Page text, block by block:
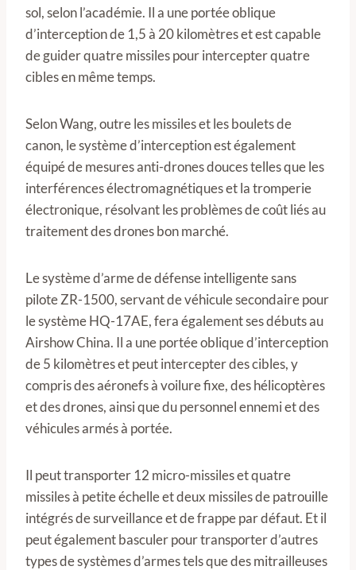
sol, selon l’académie. Il a une portée oblique
d’interception de 1,5 à 20 kilomètres et est capable
de guider quatre missiles pour intercepter quatre
cibles en même temps.
Selon Wang, outre les missiles et les boulets de
canon, le système d’interception est également
équipé de mesures anti-drones douces telles que les
interférences électromagnétiques et la tromperie
électronique, résolvant les problèmes de coût liés au
traitement des drones bon marché.
Le système d’arme de défense intelligente sans
pilote ZR-1500, servant de véhicule secondaire pour
le système HQ-17AE, fera également ses débuts au
Airshow China. Il a une portée oblique d’interception
de 5 kilomètres et peut intercepter des cibles, y
compris des aéronefs à voilure fixe, des hélicoptères
et des drones, ainsi que du personnel ennemi et des
véhicules armés à portée.
Il peut transporter 12 micro-missiles et quatre
missiles à petite échelle et deux missiles de patrouille
intégrés de surveillance et de frappe par défaut. Et il
peut également basculer pour transporter d’autres
types de systèmes d’armes tels que des mitrailleuses